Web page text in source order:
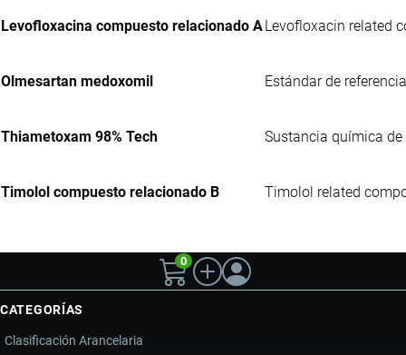
Levofloxacina compuesto relacionado A Levofloxacin related
Olmesartan medoxomil Estándar de
Thiametoxam 98% Tech Sustancia química
Timolol compuesto relacionado B Timolol related
0
CATEGORÍAS
Clasificación Arancelaria